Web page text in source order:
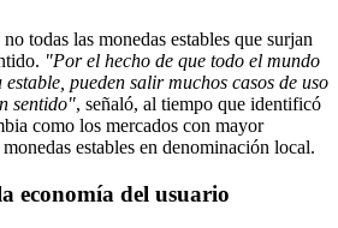
todas las monedas estables que surjan
"Por el hecho de que todo el mundo
pueden salir muchos casos de uso
sentido", señaló, al tiempo que identificó
como los mercados con mayor
estables en denominación local.
economía del usuario